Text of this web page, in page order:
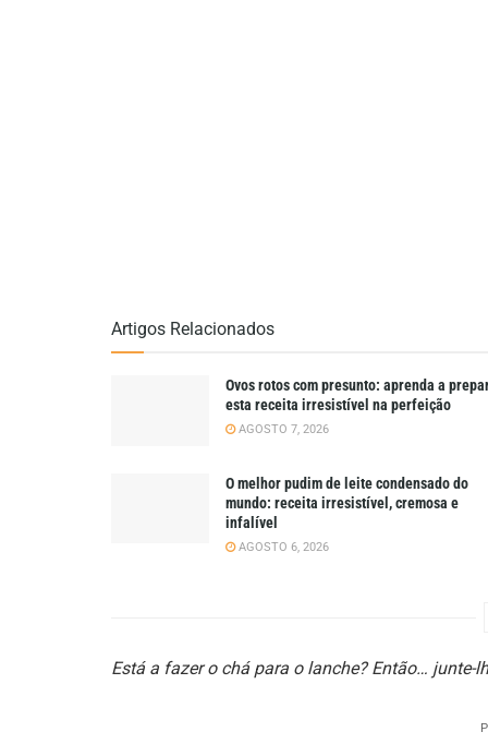
Artigos Relacionados
Ovos rotos com presunto: aprenda a
esta receita irresistível na perfeição
AGOSTO 7, 2026
O melhor pudim de leite condensado do
mundo: receita irresistível, cremosa e
infalível
AGOSTO 6, 2026
Está a fazer o chá para o lanche? Então… junte-